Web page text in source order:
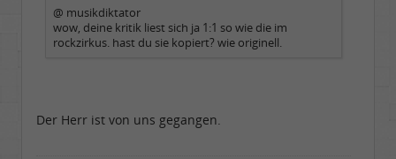
@ musikdiktator
wow, deine kritik liest sich ja 1:1 so wie die im
rockzirkus. hast du sie kopiert? wie originell.
Der Herr ist von uns gegangen.